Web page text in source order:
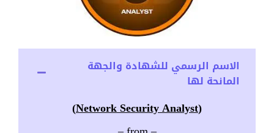
الاسم الرسمي للشهادة والجهة
المانحة لها
(Network Security Analyst
)